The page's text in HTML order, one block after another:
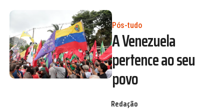
Pós-tudo
A Venezuela
pertence ao seu
povo
Redação